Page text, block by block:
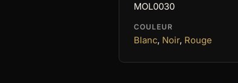
MOL0030
COULEUR
Blanc, Noir, Rouge